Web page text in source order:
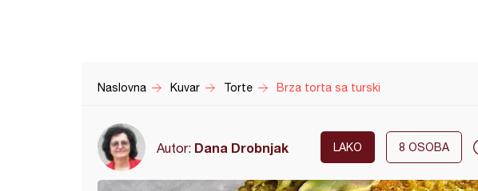
Naslovna Kuvar Torte Brza torta sa turski
Autor: Dana Drobnjak LAKO 8 OSOBA